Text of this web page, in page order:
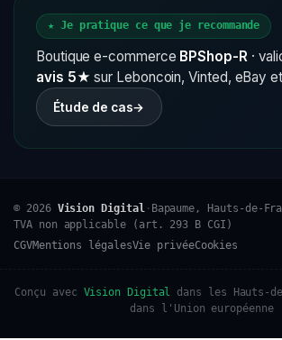
★ Je pratique ce que je recommande
Boutique e-commerce BPShop-R·
avis 5★ sur Leboncoin, Vinted, eBay
Étude de cas→
© 2026 Vision Digital· Bapaume, Hauts-de-
TVA non applicable (art. 293 B CGI)
CGVMentions légalesVie privéeCookies
Conçu avec Vision Digital
dans les Hauts-
dans l'Union européenne